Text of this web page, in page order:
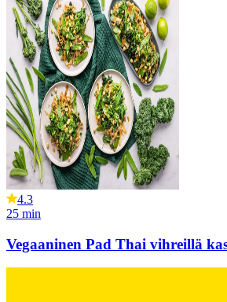
4.3
25 min
Vegaaninen Pad Thai vihreillä